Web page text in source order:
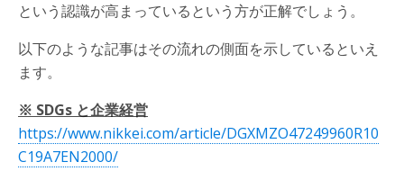
という認識が高まっているという方が正解でしょう。
以下のような記事はその流れの側面を示しているといえ
ます。
※ SDGs と企業経営
https://www.nikkei.com/article/DGXMZO47249960R10
C19A7EN2000/